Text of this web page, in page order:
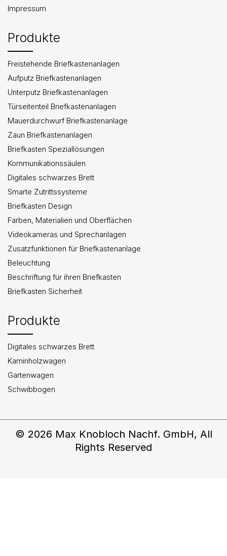
Impressum
Produkte
Freistehende Briefkastenanlagen
Aufputz Briefkastenanlagen
Unterputz Briefkastenanlagen
Türseitenteil Briefkastenanlagen
Mauerdurchwurf Briefkastenanlage
Zaun Briefkastenanlagen
Briefkasten Speziallösungen
Kommunikationssäulen
Digitales schwarzes Brett
Smarte Zutrittssysteme
Briefkasten Design
Farben, Materialien und Oberflächen
Videokameras und Sprechanlagen
Zusatzfunktionen für Briefkastenanlage
Beleuchtung
Beschriftung für ihren Briefkasten
Briefkasten Sicherheit
Produkte
Digitales schwarzes Brett
Kaminholzwagen
Gartenwagen
Schwibbogen
© 2026 Max Knobloch Nachf. GmbH, All
Rights Reserved